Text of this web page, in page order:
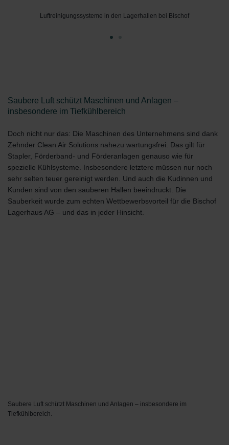
Luftreinigungssysteme in den Lagerhallen bei Bischof
90% weniger Staub = glückliche Mitarbeitende UND Kundinnen und
Saubere Luft schützt Maschinen und Anlagen –
insbesondere im Tiefkühlbereich
Doch nicht nur das: Die Maschinen des Unternehmens sind dank
Zehnder Clean Air Solutions nahezu wartungsfrei. Das gilt für
Stapler, Förderband- und Förderanlagen genauso wie für
spezielle Kühlsysteme. Insbesondere letztere müssen nur noch
sehr selten teuer gereinigt werden. Und auch die Kudinnen und
Kunden sind von den sauberen Hallen beeindruckt. Die
Sauberkeit wurde zum echten Wettbewerbsvorteil für die Bischof
Lagerhaus AG – und das in jeder Hinsicht.
Saubere Luft schützt Maschinen und Anlagen – insbesondere im
Tiefkühlbereich.